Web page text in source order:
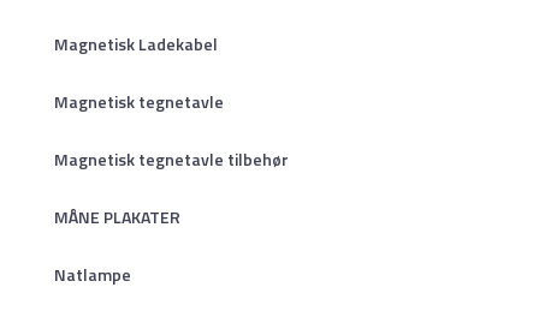
Magnetisk Ladekabel
Magnetisk tegnetavle
Magnetisk tegnetavle tilbehør
MÅNE PLAKATER
Natlampe